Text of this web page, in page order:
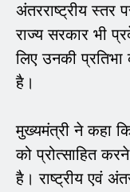
अंतरराष्ट्रीय स्तर
राज्य सरकार भी
लिए उनकी
है।
मुख्यमंत्री ने कहा
को प्रोत्साहित
है। राष्ट्रीय एवं